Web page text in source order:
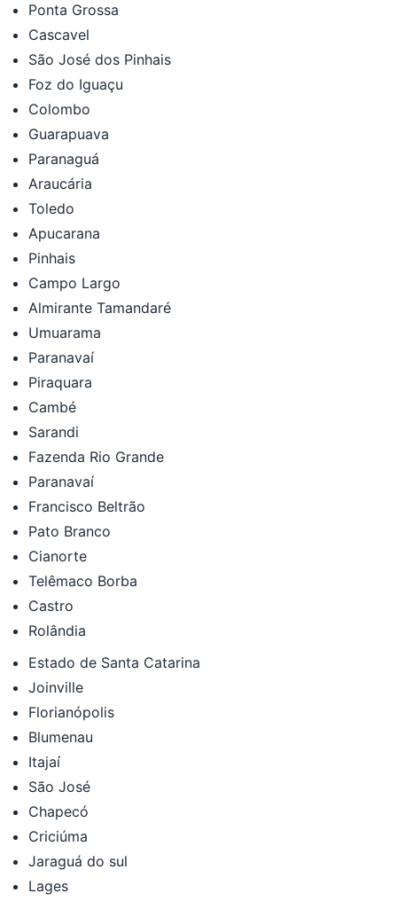
Ponta Grossa
Cascavel
São José dos Pinhais
Foz do Iguaçu
Colombo
Guarapuava
Paranaguá
Araucária
Toledo
Apucarana
Pinhais
Campo Largo
Almirante Tamandaré
Umuarama
Paranavaí
Piraquara
Cambé
Sarandi
Fazenda Rio Grande
Paranavaí
Francisco Beltrão
Pato Branco
Cianorte
Telêmaco Borba
Castro
Rolândia
Estado de Santa Catarina
Joinville
Florianópolis
Blumenau
Itajaí
São José
Chapecó
Criciúma
Jaraguá do sul
Lages